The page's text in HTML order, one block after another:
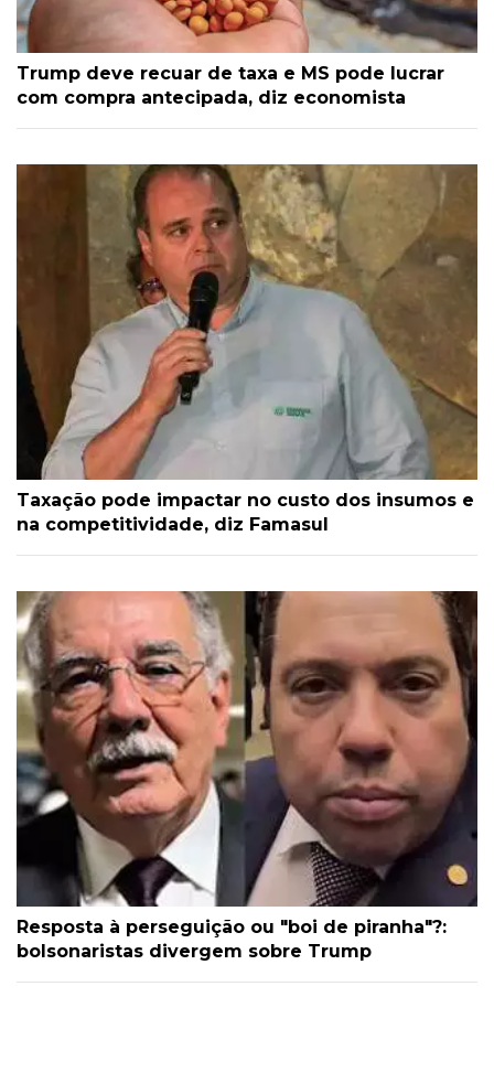
Trump deve recuar de taxa e MS pode lucrar
com compra antecipada, diz economista
Taxação pode impactar no custo dos insumos e
na competitividade, diz Famasul
Resposta à perseguição ou "boi de piranha"?:
bolsonaristas divergem sobre Trump